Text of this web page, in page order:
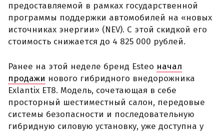
предоставляемой в рамках государственной
программы поддержки автомобилей на «новых
источниках энергии» (NEV). С этой скидкой его
стоимость снижается до 4 825 000 рублей.
Ранее на этой неделе бренд Esteo начал
продажи нового гибридного внедорожника
Exlantix ET8. Модель, сочетающая в себе
просторный шестиместный салон, передовые
системы безопасности и последовательную
гибридную силовую установку, уже доступна у